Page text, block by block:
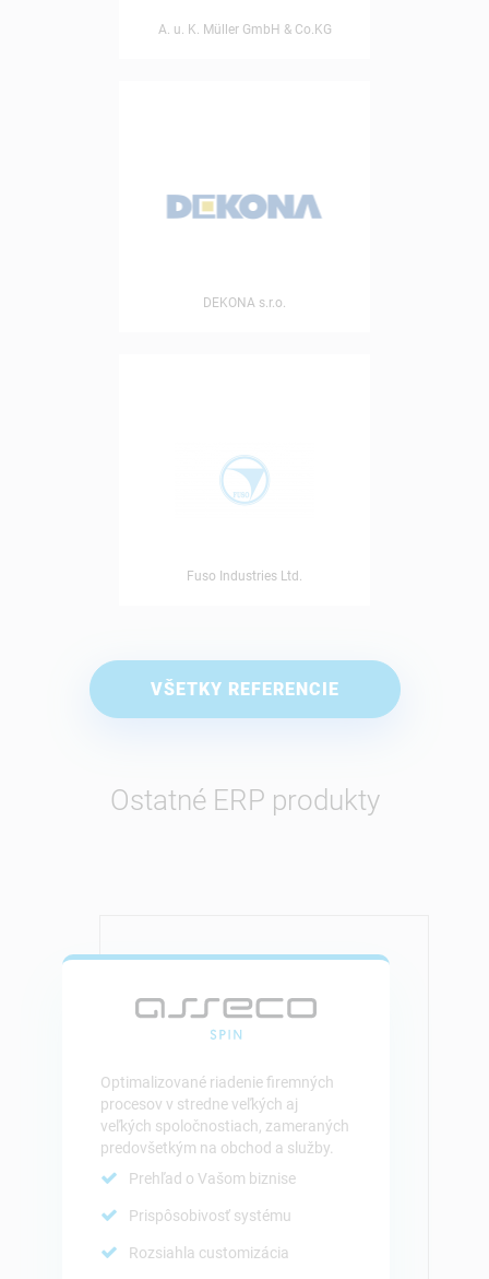
A. u. K. Müller GmbH & Co.KG
DEKONA s.r.o.
Fuso Industries Ltd.
VŠETKY REFERENCIE
OstatnéERP produkty
Optimalizované riadenie firemných
procesov v stredne veľkých aj
veľkých spoločnostiach, zameraných
predovšetkým na obchod a služby.
Prehľad o Vašom biznise
Prispôsobivosť systému
Rozsiahla customizácia